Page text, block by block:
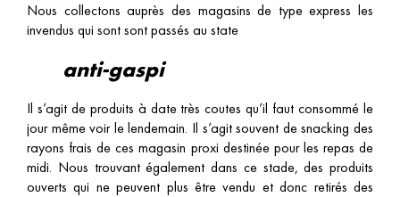
Nous collectons auprès des magasins de type express les
invendus qui sont sont passés au state
anti-gaspi
Il s’agit de produits à date très coutes qu’il faut consommé le
jour même voir le lendemain. Il s’agit souvent de snacking des
rayons frais de ces magasin proxi destinée pour les repas de
midi. Nous trouvant également dans ce stade, des produits
ouverts qui ne peuvent plus être vendu et donc retirés des